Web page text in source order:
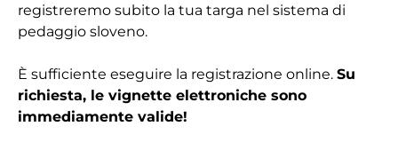
registreremo subito la tua targa nel sistema di
pedaggio sloveno.
È sufficiente eseguire la registrazione online. Su
richiesta, le vignette elettroniche sono
immediamente valide!